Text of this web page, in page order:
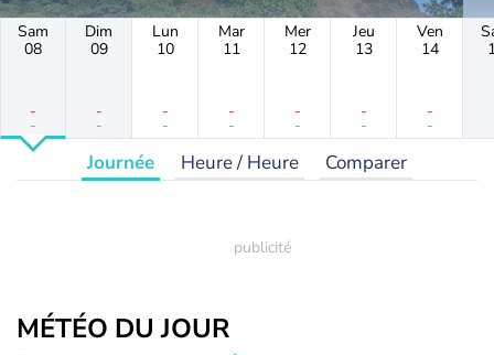
Sam
08
-
-
Dim
09
-
-
Lun
10
-
-
Mar
11
-
-
Mer
12
-
-
Jeu
13
-
-
Ven
14
-
-
Journée Heure / Heure Comparer
MÉTÉO DU JOUR